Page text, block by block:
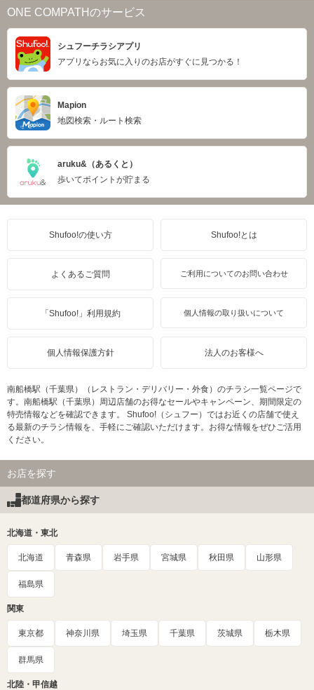
ONE COMPATHのサービス
シュフーチラシアプリ
アプリならお気に入りのお店がすぐに見つかる！
Mapion
地図検索・ルート検索
aruku&（あるくと）
歩いてポイントが貯まる
Shufoo!の使い方 Shufoo!とは
よくあるご質問 ご利用についてのお問い合わせ
「Shufoo!」利用規約 個人情報の取り扱いについて
個人情報保護方針 法人のお客様へ
南船橋駅（千葉県）（レストラン・デリバリー・外食）のチラシ一覧ページで
す。南船橋駅（千葉県）周辺店舗のお得なセールやキャンペーン、期間限定の
特売情報などを確認できます。 Shufoo!（シュフー）ではお近くの店舗で使え
る最新のチラシ情報を、手軽にご確認いただけます。お得な情報をぜひご活用
ください。
お店を探す
都道府県から探す
北海道・東北
北海道 青森県 岩手県 宮城県 秋田県 山形県
福島県
関東
東京都 神奈川県 埼玉県 千葉県 茨城県 栃木県
群馬県
北陸・甲信越